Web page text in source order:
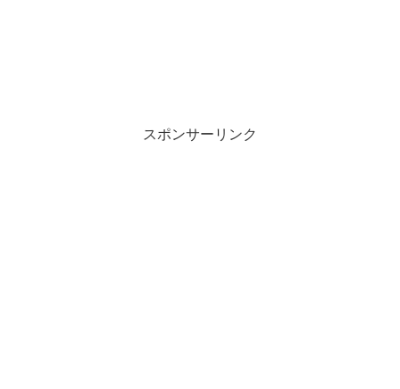
スポンサーリンク